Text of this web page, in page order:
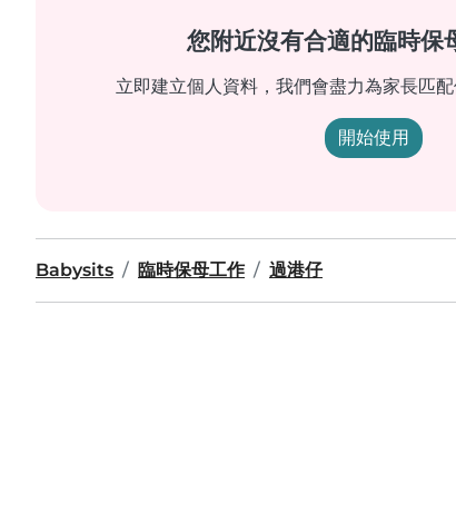
您附近沒有合適的臨時保
立即建立個人資料，我們會盡力為家長匹配
開始使用
Babysits 臨時保母工作 過港仔